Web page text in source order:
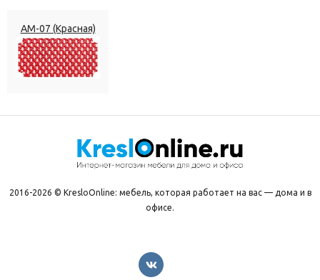
АМ-07 (Красная)
2016-2026 © KresloOnline: мебель, которая работает на вас — дома и в
офисе.